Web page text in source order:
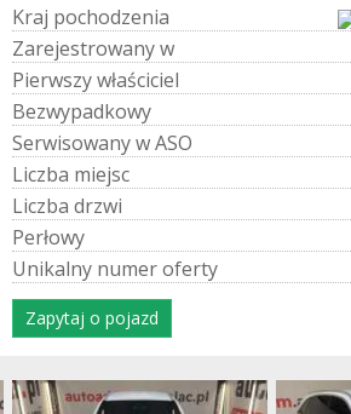
Kraj pochodzenia
Zarejestrowanyw
Pierwszywłaściciel
Bezwypadkowy
SerwisowanywASO
Liczba miejsc
Liczba drzwi
Perłowy
Unikalny numeroferty
Zapytaj o pojazd